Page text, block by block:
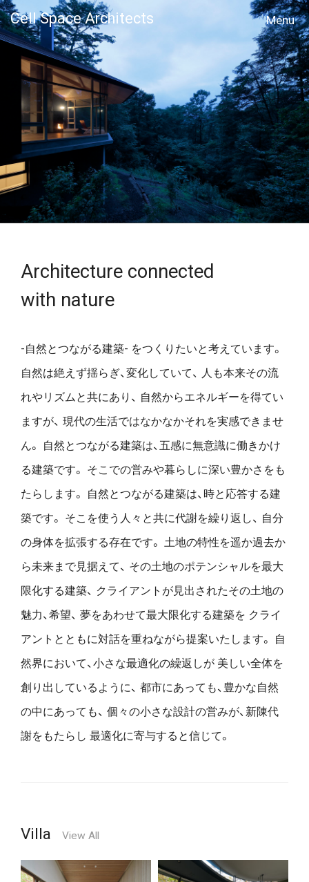
Cell Space Architects
MENU
Architecture connected
with nature
-自然とつながる建築- をつくりたいと考えています。
自然は絶えず揺らぎ、変化していて、
人も本来その流
れやリズムと共にあり、 自然からエネルギーを得てい
ますが、 現代の生活ではなかなかそれを実感できませ
ん。
自然とつながる建築は、五感に無意識に働きかけ
る建築です。 そこでの営みや暮らしに深い豊かさをも
たらします。
自然とつながる建築は、時と応答する建
築です。 そこを使う人々と共に代謝を繰り返し、 自分
の身体を拡張する存在です。 土地の特性を遥か過去か
ら未来まで見据えて、 その土地のポテンシャルを最大
限化する建築、 クライアントが見出されたその土地の
魅力、希望、 夢をあわせて最大限化する建築を クライ
アントとともに対話を重ねながら提案いたします。
自
然界において、小さな最適化の繰返しが 美しい全体を
創り出しているように、 都市にあっても、豊かな自然
の中にあっても、 個々の小さな設計の営みが、新陳代
謝をもたらし 最適化に寄与すると信じて。
Villa View All